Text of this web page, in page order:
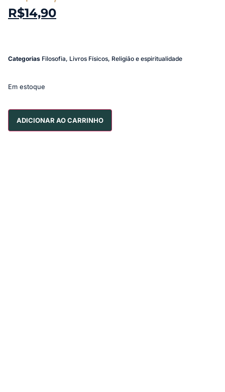
R$14,90
Categorias Filosofia, Livros Físicos, Religião e espiritualidade
Em estoque
ADICIONAR AO CARRINHO